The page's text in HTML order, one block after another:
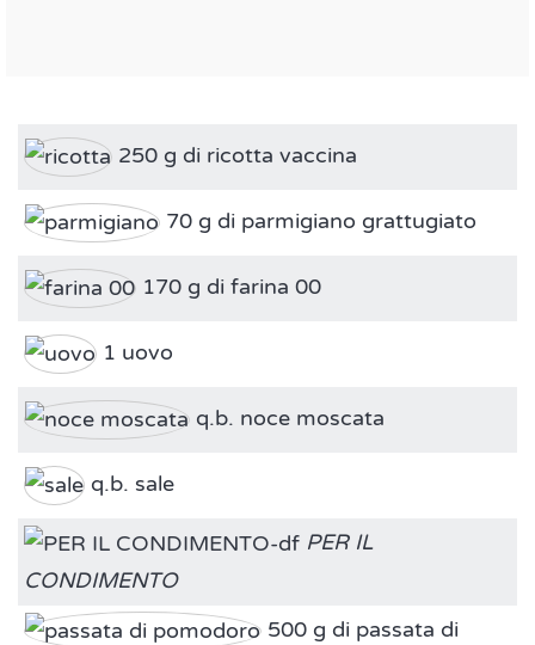
250 g di ricotta vaccina
70 g di parmigiano grattugiato
170 g di farina 00
1 uovo
q.b. noce moscata
q.b. sale
PER IL
CONDIMENTO
500 g di passata di